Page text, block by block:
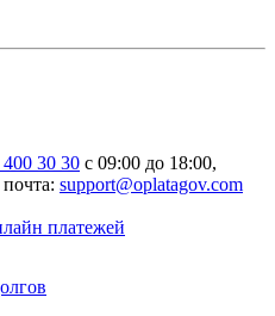
30 30 с 09:00 до 18:00,
support@oplatagov.com
платежей